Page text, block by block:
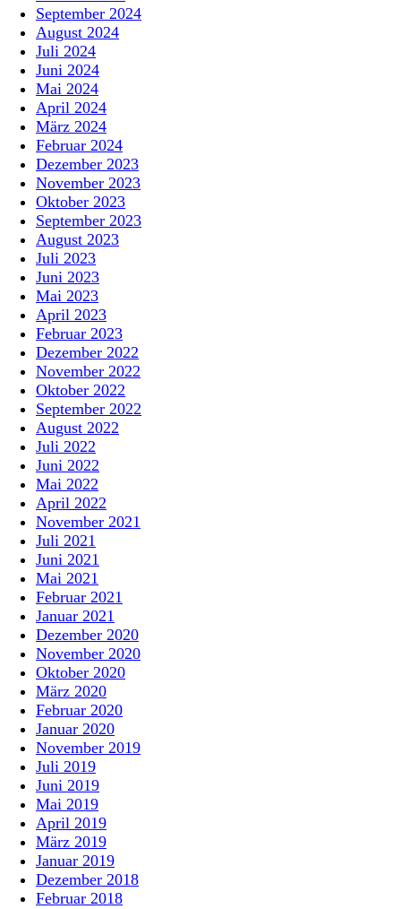
September 2024
August 2024
Juli 2024
Juni 2024
Mai 2024
April 2024
März 2024
Februar 2024
Dezember 2023
November 2023
Oktober 2023
September 2023
August 2023
Juli 2023
Juni 2023
Mai 2023
April 2023
Februar 2023
Dezember 2022
November 2022
Oktober 2022
September 2022
August 2022
Juli 2022
Juni 2022
Mai 2022
April 2022
November 2021
Juli 2021
Juni 2021
Mai 2021
Februar 2021
Januar 2021
Dezember 2020
November 2020
Oktober 2020
März 2020
Februar 2020
Januar 2020
November 2019
Juli 2019
Juni 2019
Mai 2019
April 2019
März 2019
Januar 2019
Dezember 2018
Februar 2018